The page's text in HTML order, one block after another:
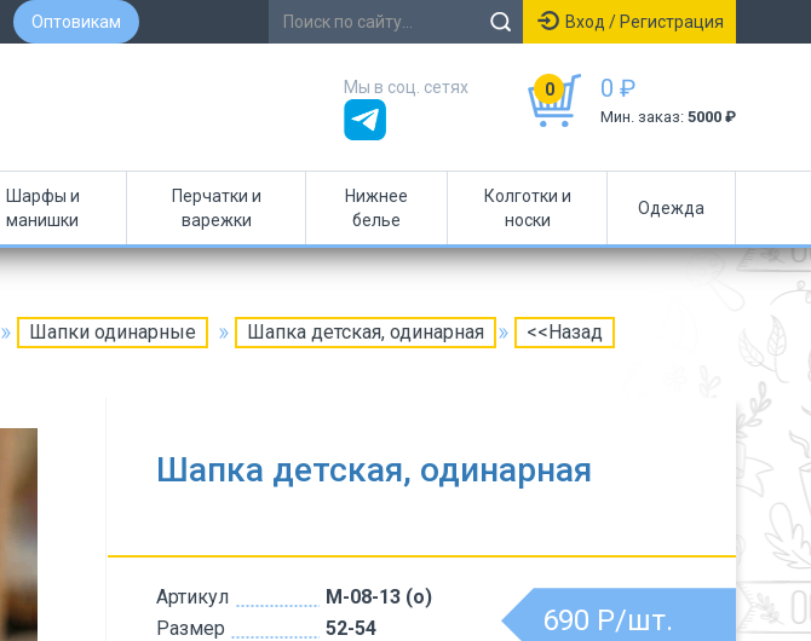
Оптовикам Вход / Регистрация
0 0 ₽
Мин. заказ: 5000 ₽
Мы в соц. сетях
Шарфы и
манишки
Перчатки и
варежки
Нижнее
белье
Колготки и
носки
Одежда
Шапки одинарные Шапка детская, одинарная <<Назад
Шапка детская, одинарная
Артикул
M-08-13 (о)
Размер
52-54
690 Р/шт.